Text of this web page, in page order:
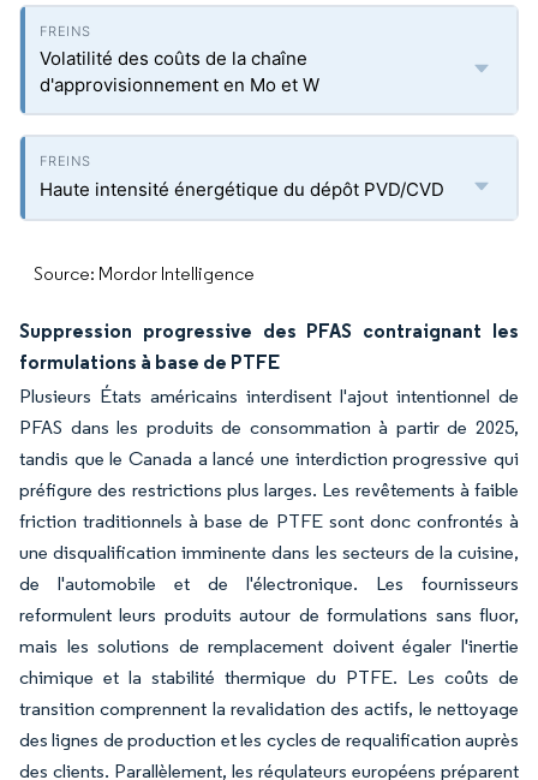
Volatilité des coûts de la chaîne
d'approvisionnement en Mo et W
Haute intensité énergétique du dépôt PVD/CVD
Source: Mordor Intelligence
Suppression progressive des PFAS contraignant les
formulations à base de PTFE
Plusieurs États américains interdisent l'ajout intentionnel de
PFAS dans les produits de consommation à partir de 2025,
tandis que le Canada a lancé une interdiction progressive qui
préfigure des restrictions plus larges. Les revêtements à faible
friction traditionnels à base de PTFE sont donc confrontés à
une disqualification imminente dans les secteurs de la cuisine,
de l'automobile et de l'électronique. Les fournisseurs
reformulent leurs produits autour de formulations sans fluor,
mais les solutions de remplacement doivent égaler l'inertie
chimique et la stabilité thermique du PTFE. Les coûts de
transition comprennent la revalidation des actifs, le nettoyage
des lignes de production et les cycles de requalification auprès
des clients. Parallèlement, les régulateurs européens préparent